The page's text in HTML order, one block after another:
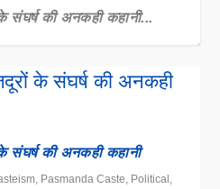
संघर्ष की अनकही कहानी...
संघर्ष की अनकही कहानी
, Pasmanda Caste, Political ,